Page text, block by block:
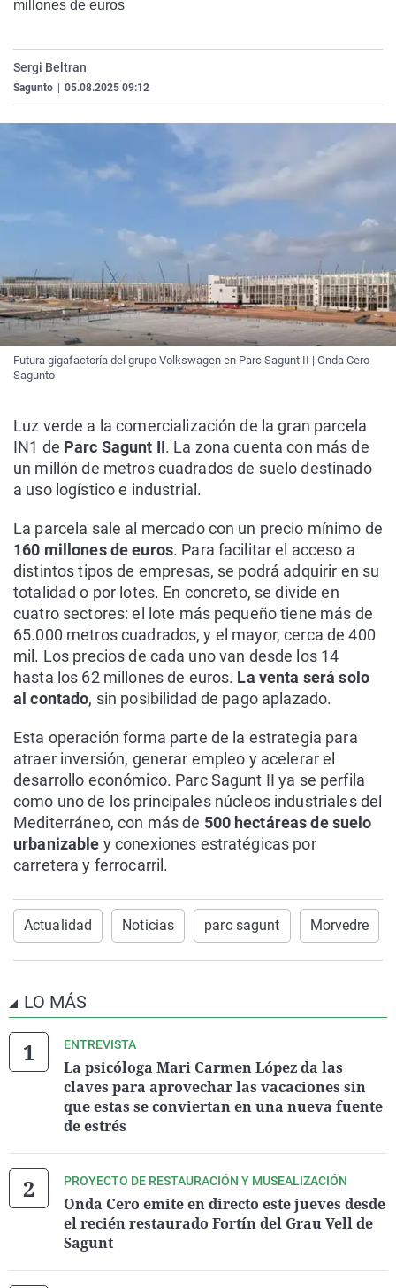
Gente viajera
Retornados
Operación Viuda
Galicia
Navarra
Televisión
millones de euros
Sergi Beltran
Sagunto 05.08.2025 09:12
Futura gigafactoría del grupo Volkswagen en Parc Sagunt II | Onda Cero
Sagunto
Luz verde a la comercialización de la gran parcela
IN1 de Parc Sagunt II. La zona cuenta con más de
un millón de metros cuadrados de suelo destinado
a uso logístico e industrial.
La parcela sale al mercado con un precio mínimo de
160 millones de euros. Para facilitar el acceso a
distintos tipos de empresas, se podrá adquirir en su
totalidad o por lotes. En concreto, se divide en
cuatro sectores: el lote más pequeño tiene más de
65.000 metros cuadrados, y el mayor, cerca de 400
mil. Los precios de cada uno van desde los 14
hasta los 62 millones de euros. La venta será solo
al contado, sin posibilidad de pago aplazado.
Esta operación forma parte de la estrategia para
atraer inversión, generar empleo y acelerar el
desarrollo económico. Parc Sagunt II ya se perfila
como uno de los principales núcleos industriales del
Mediterráneo, con más de 500 hectáreas de suelo
urbanizable y conexiones estratégicas por
carretera y ferrocarril.
Actualidad Noticias parc sagunt Morvedre
LO MÁS
ENTREVISTA
La psicóloga Mari Carmen López da las
claves para aprovechar las vacaciones sin
que estas se conviertan en una nueva fuente
de estrés
PROYECTO DE RESTAURACIÓN Y MUSEALIZACIÓN
Onda Cero emite en directo este jueves desde
el recién restaurado Fortín del Grau Vell de
Sagunt